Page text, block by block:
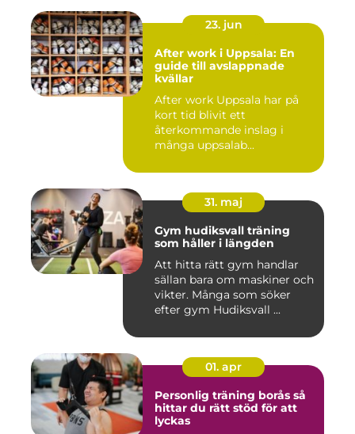
23. jun
After work i Uppsala: En
guide till avslappnade
kvällar
After work Uppsala har på
kort tid blivit ett
återkommande inslag i
många uppsalab...
31. maj
Gym hudiksvall träning
som håller i längden
Att hitta rätt gym handlar
sällan bara om maskiner och
vikter. Många som söker
efter gym Hudiksvall ...
01. apr
Personlig träning borås så
hittar du rätt stöd för att
lyckas